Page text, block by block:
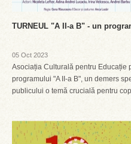
TURNEUL "A II-a B" - un
05 Oct 2023
Asociația Culturală pentru Educație
programului "A II-a B", un demers
publicului o temă crucială pentru